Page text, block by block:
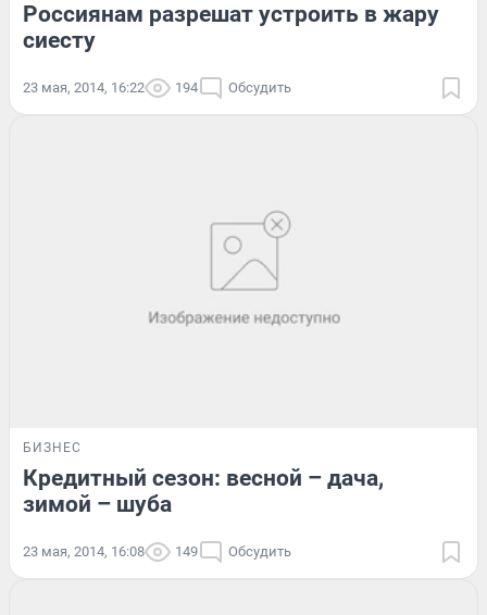
Россиянам разрешат устроить в жару
сиесту
23 мая, 2014, 16:22 194 Обсудить
БИЗНЕС
Кредитный сезон: весной – дача,
зимой – шуба
23 мая, 2014, 16:08 149 Обсудить